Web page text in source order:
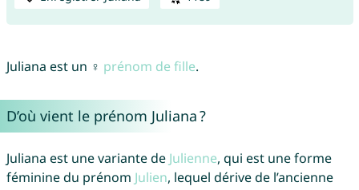
Juliana est un ♀ prénom de fille.
D’où vient le prénom Juliana ?
Juliana est une variante de Julienne, qui est une forme
féminine du prénom Julien, lequel dérive de l’ancienne